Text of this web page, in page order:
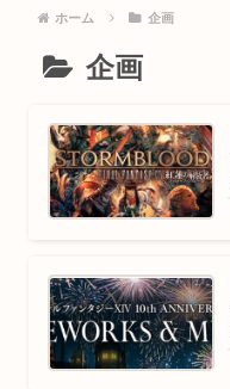
ホーム 企画
企画